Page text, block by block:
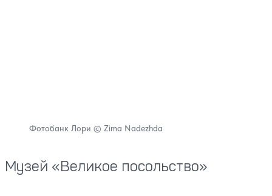
Фотобанк Лори © Zima Nadezhda
Музей «Великое посольство»